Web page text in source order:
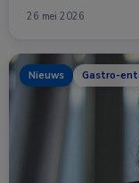
26 mei 2026
Nieuws Gastro-